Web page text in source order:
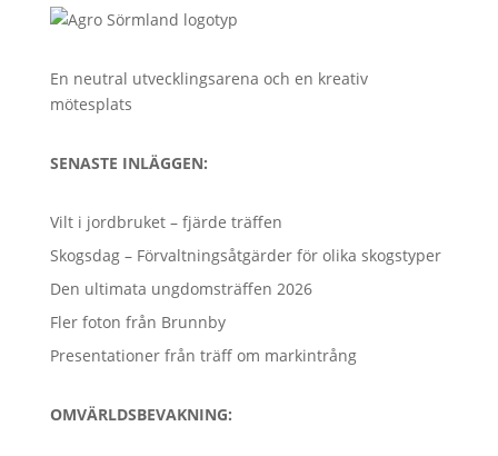
En neutral utvecklingsarena och en kreativ
mötesplats
SENASTE INLÄGGEN:
Vilt i jordbruket – fjärde träffen
Skogsdag – Förvaltningsåtgärder för olika skogstyper
Den ultimata ungdomsträffen 2026
Fler foton från Brunnby
Presentationer från träff om markintrång
OMVÄRLDSBEVAKNING: